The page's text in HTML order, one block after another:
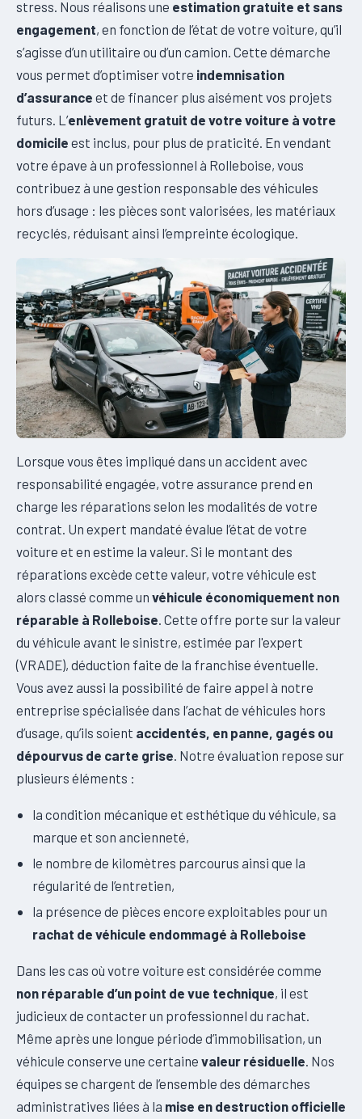
stress. Nous réalisons une estimation gratuite et sans
engagement, en fonction de l’état de votre voiture, qu’il
s’agisse d’un utilitaire ou d’un camion. Cette démarche
vous permet d’optimiser votre indemnisation
d’assurance et de financer plus aisément vos projets
futurs. L’enlèvement gratuit de votre voiture à votre
domicile est inclus, pour plus de praticité. En vendant
votre épave à un professionnel à Rolleboise, vous
contribuez à une gestion responsable des véhicules
hors d’usage : les pièces sont valorisées, les matériaux
recyclés, réduisant ainsi l’empreinte écologique.
Lorsque vous êtes impliqué dans un accident avec
responsabilité engagée, votre assurance prend en
charge les réparations selon les modalités de votre
contrat. Un expert mandaté évalue l’état de votre
voiture et en estime la valeur. Si le montant des
réparations excède cette valeur, votre véhicule est
alors classé comme un véhicule économiquement non
réparable à Rolleboise . Cette offre porte sur la valeur
du véhicule avant le sinistre, estimée par l'expert
(VRADE), déduction faite de la franchise éventuelle.
Vous avez aussi la possibilité de faire appel à notre
entreprise spécialisée dans l’achat de véhicules hors
d’usage, qu’ils soient accidentés, en panne, gagés ou
dépourvus de carte grise . Notre évaluation repose sur
plusieurs éléments :
la condition mécanique et esthétique du véhicule, sa
marque et son ancienneté,
le nombre de kilomètres parcourus ainsi que la
régularité de l’entretien,
la présence de pièces encore exploitables pour un
rachat de véhicule endommagé à Rolleboise
Dans les cas où votre voiture est considérée comme
non réparable d’un point de vue technique, il est
judicieux de contacter un professionnel du rachat.
Même après une longue période d’immobilisation, un
véhicule conserve une certaine valeur résiduelle . Nos
équipes se chargent de l’ensemble des démarches
administratives liées à la mise en destruction officielle